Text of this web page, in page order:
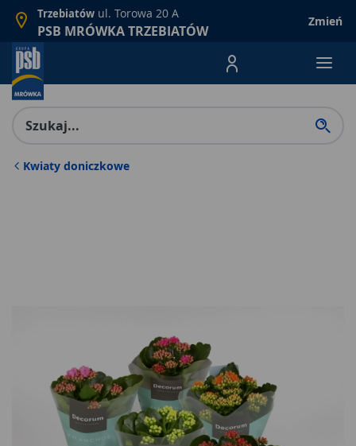
Trzebiatów ul. Torowa 20 A
PSB MRÓWKA TRZEBIATÓW
Zmień
Menu Produktów,
Kwiaty doniczkowe